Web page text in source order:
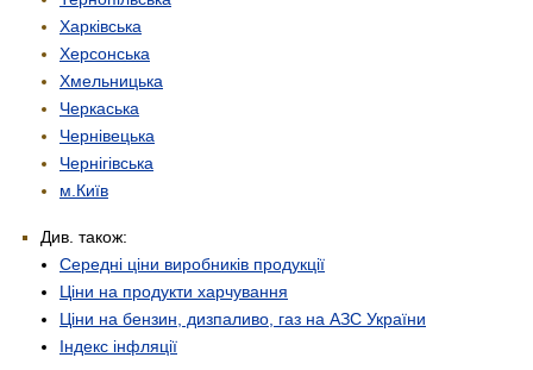
Харківська
Херсонська
Хмельницька
Черкаська
Чернівецька
Чернігівська
м.Київ
Див. також:
Середні ціни виробників продукції
Ціни на продукти харчування
Ціни на бензин, дизпаливо, газ на АЗС України
Індекс інфляції